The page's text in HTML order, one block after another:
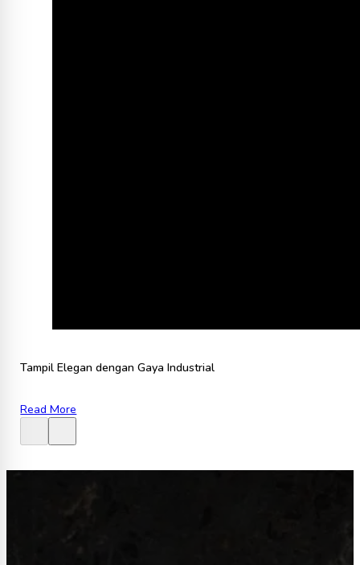
Tampil Elegan dengan Gaya Industrial
Read More